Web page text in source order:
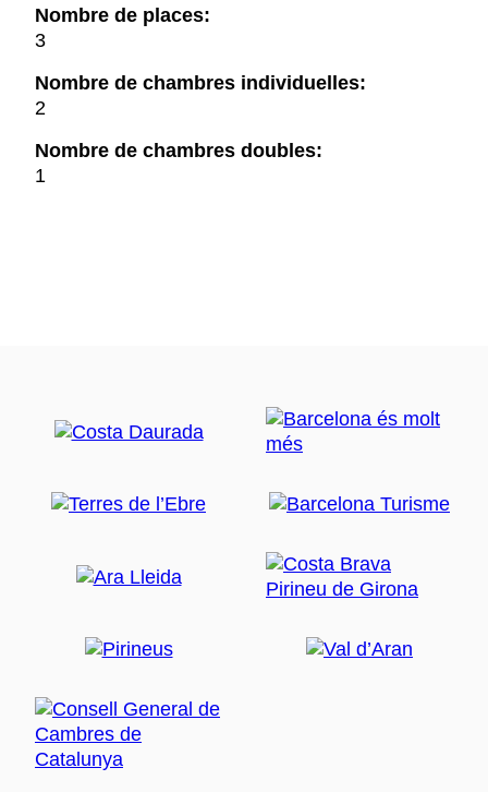
Nombre de places:
3
Nombre de chambres individuelles:
2
Nombre de chambres doubles:
1